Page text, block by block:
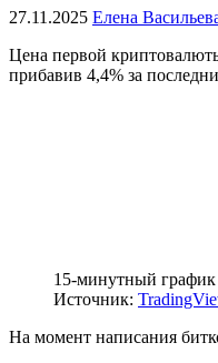
27.11.2025 Елена
Цена первой
прибавив 4,4% за
15-минутный
Источник:
На момент написания